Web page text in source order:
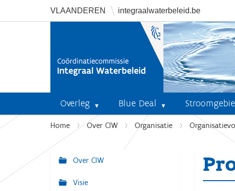
VLAANDEREN integraalwaterbeleid.be
Overleg Blue Deal
U
e
Home Over CIW Organisatie
N
a
Over CIW
Visie